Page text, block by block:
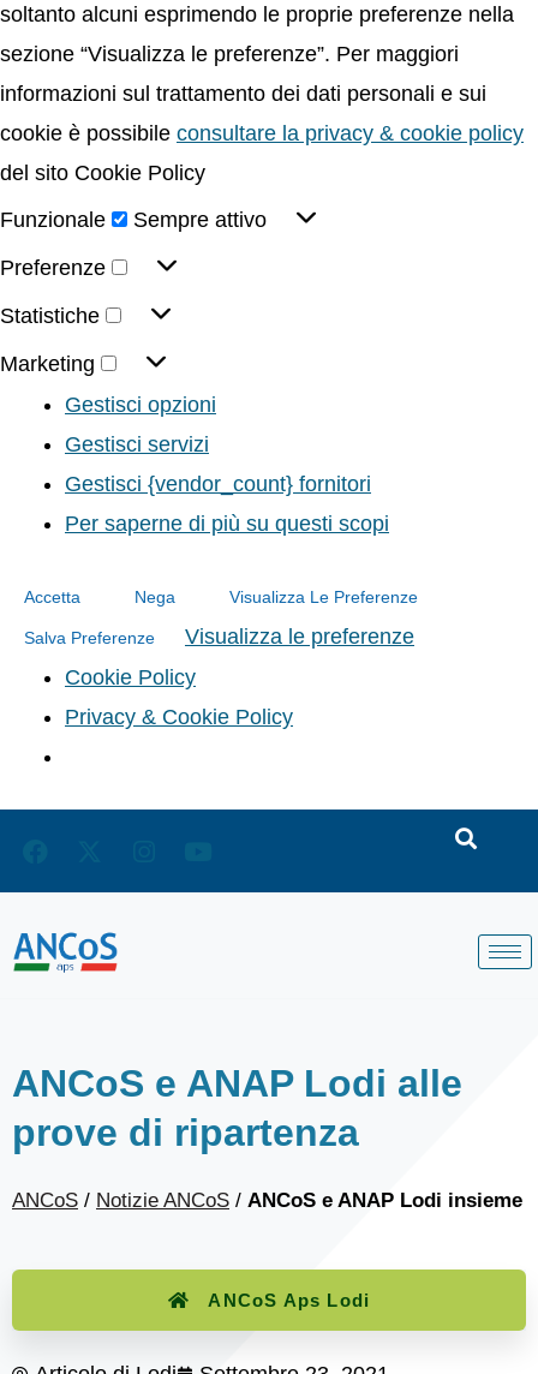
soltanto alcuni esprimendo le proprie preferenze nella
sezione “Visualizza le preferenze”. Per maggiori
informazioni sul trattamento dei dati personali e sui
cookie è possibile consultare la privacy & cookie policy
del sito Cookie Policy
Funzionale
Sempre attivo
Preferenze
Statistiche
Marketing
Gestisci opzioni
Gestisci servizi
Gestisci {vendor_count} fornitori
Per saperne di più su questi scopi
Accetta Nega Visualizza Le Preferenze
Salva Preferenze
Visualizza le preferenze
Cookie Policy
Privacy & Cookie Policy
ANCoS e ANAP Lodi alle
prove di ripartenza
ANCoS / Notizie ANCoS / ANCoS e ANAP Lodi insieme
ANCoS Aps Lodi